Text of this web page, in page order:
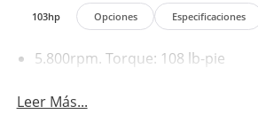
103hp Opciones Especificaciones
5.800rpm. Torque: 108 lb-pie
Leer Más...